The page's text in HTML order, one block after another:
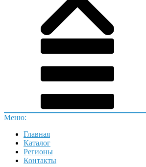
Меню:
Главная
Каталог
Регионы
Контакты